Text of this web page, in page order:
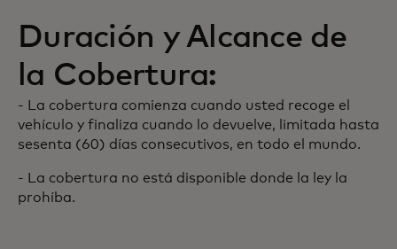
Duración y Alcance de
la Cobertura:
- La cobertura comienza cuando usted recoge el
vehículo y finaliza cuando lo devuelve, limitada hasta
sesenta (60) días consecutivos, en todo el mundo.
- La cobertura no está disponible donde la ley la
prohíba.